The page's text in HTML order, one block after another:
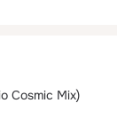
Cosmic Mix)